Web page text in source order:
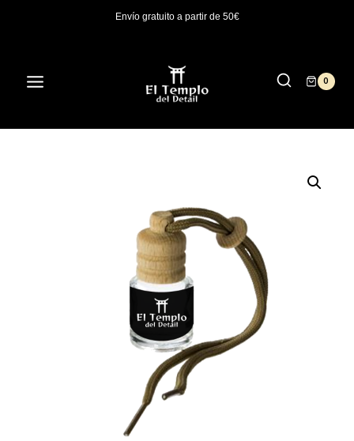
Envío gratuito a partir de 50€
0